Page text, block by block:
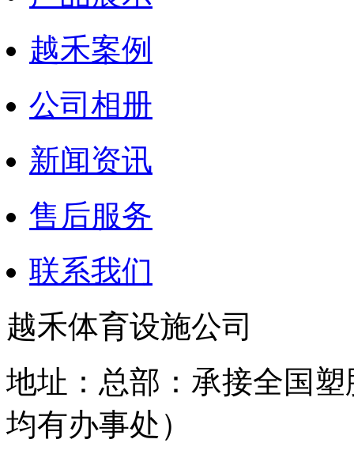
越禾案例
公司相册
新闻资讯
售后服务
联系我们
越禾体育设施公司
地址：总部：承接全国
均有办事处）